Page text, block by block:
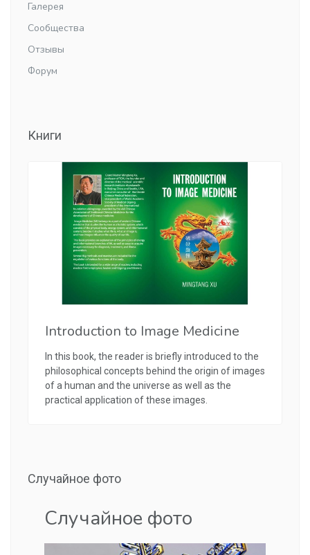
Галерея
Сообщества
Отзывы
Форум
Книги
Introduction to Image Medicine
In this book, the reader is briefly introduced to the
philosophical concepts behind the origin of images
of a human and the universe as well as the
practical application of these images.
Случайное фото
Случайное фото